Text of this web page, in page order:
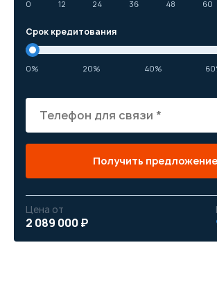
0 12 24 36 48 60
Срок кредитования
0% 20% 40%
Получить предложение
Цена от
2 089 000 ₽